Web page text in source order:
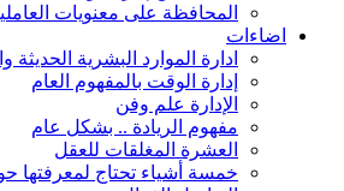
المحافظة على معنويات
اضاءات
ادارة الموارد البشرية الحديثة
إدارة الوقت بالمفهوم العام
الإدارة علم وفن
مفهوم الريادة .. بشكل عام
العشرة المغلقات للعقل
خمسة أشياء تحتاج لمعرفتها